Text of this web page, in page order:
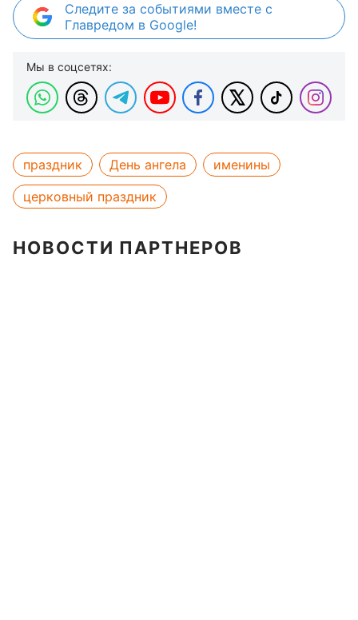
Следите за событиями вместе с
Главредом в Google!
Мы в соцсетях:
праздник День ангела
именины
церковный праздник
НОВОСТИ ПАРТНЕРОВ